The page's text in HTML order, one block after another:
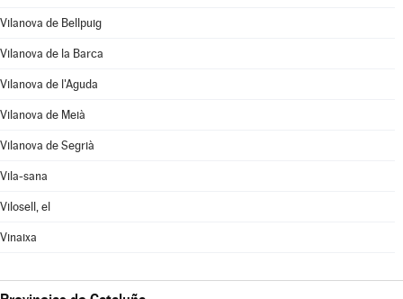
Vilanova de Bellpuig
Vilanova de la Barca
Vilanova de l'Aguda
Vilanova de Meià
Vilanova de Segrià
Vila-sana
Vilosell, el
Vinaixa